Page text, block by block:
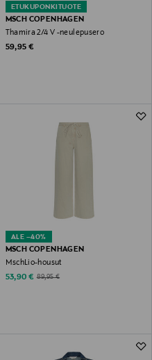
ETUKUPONKITUOTE
MSCH COPENHAGEN
Thamira 2/4 V -neulepusero
Original Price
59,95 €
ALE –40%
MSCH COPENHAGEN
MschLio-housut
Discounted Price
53,90 € Original Price
89,95 €